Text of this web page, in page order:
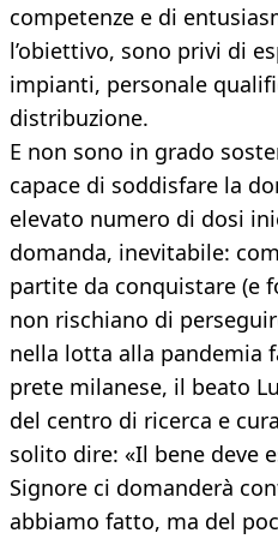
competenze e di
l’obiettivo, sono privi di
impianti, personale
distribuzione.
E non sono in grado
capace di soddisfare la
elevato numero di dosi
domanda, inevitabile:
partite da conquistare (e
non rischiano di
nella lotta alla pandemia
prete milanese, il beato
del centro di ricerca e
solito dire: «Il bene deve
Signore ci domanderà
abbiamo fatto, ma del